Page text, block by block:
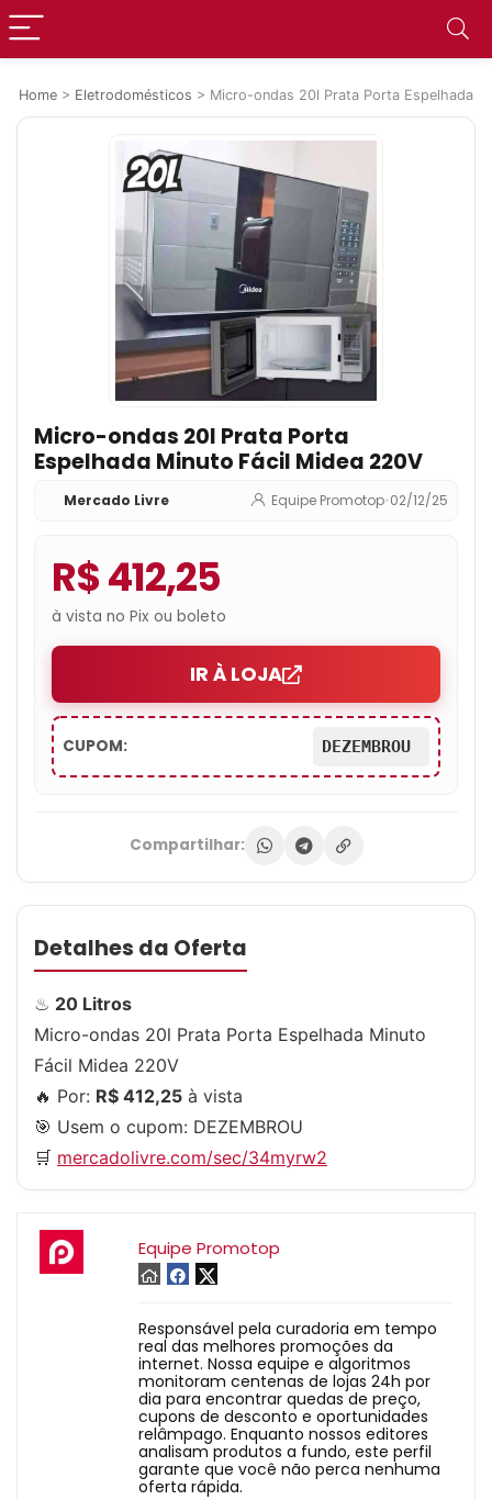
Home > Eletrodomésticos > Micro-ondas 20l Prata Porta Espelhada
Micro-ondas 20l Prata Porta
Espelhada Minuto Fácil Midea 220V
Mercado Livre Equipe Promotop•02/12/25
R$ 412,25
à vista no Pix ou boleto
IR À LOJA
CUPOM: DEZEMBROU
Compartilhar:
Detalhes da Oferta
♨ 20 Litros
Micro-ondas 20l Prata Porta Espelhada Minuto
Fácil Midea 220V
🔥 Por: R$ 412,25 à vista
🎯 Usem o cupom: DEZEMBROU
🛒 mercadolivre.com/sec/34myrw2
Equipe Promotop
Responsável pela curadoria em tempo
real das melhores promoções da
internet. Nossa equipe e algoritmos
monitoram centenas de lojas 24h por
dia para encontrar quedas de preço,
cupons de desconto e oportunidades
relâmpago. Enquanto nossos editores
analisam produtos a fundo, este perfil
garante que você não perca nenhuma
oferta rápida.